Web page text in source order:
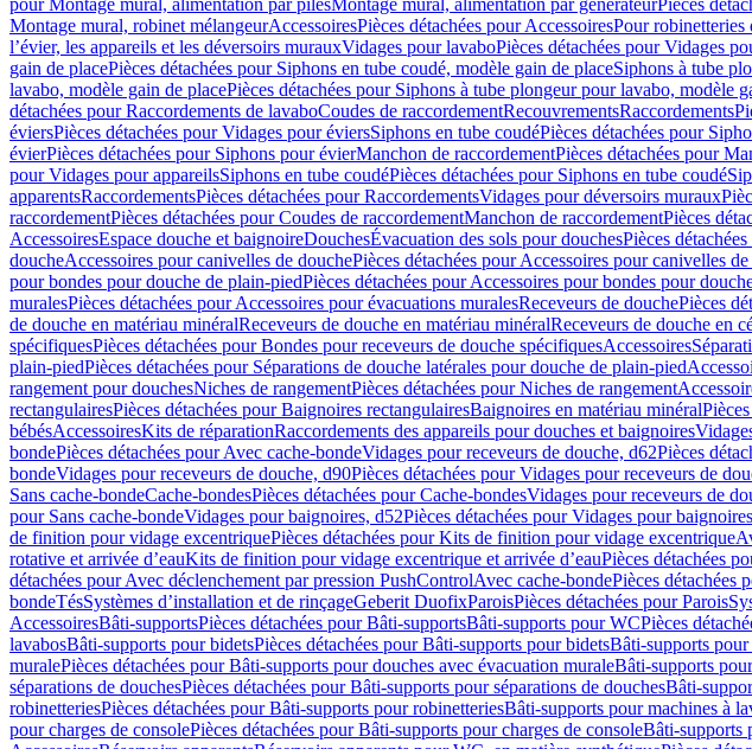
pour Montage mural, alimentation par pilesMontage mural, alimentation par générateurPièces
Montage mural, robinet mélangeurAccessoiresPièces détachées pour AccessoiresPour robinetteries
l’évier, les appareils et les déversoirs murauxVidages pour lavaboPièces détachées pour Vidages
gain de placePièces détachées pour Siphons en tube coudé, modèle gain de placeSiphons à tube
lavabo, modèle gain de placePièces détachées pour Siphons à tube plongeur pour lavabo, modèle
détachées pour Raccordements de lavaboCoudes de raccordementRecouvrementsRaccordements
éviersPièces détachées pour Vidages pour éviersSiphons en tube coudéPièces détachées pour
évierPièces détachées pour Siphons pour évierManchon de raccordementPièces détachées pour
pour Vidages pour appareilsSiphons en tube coudéPièces détachées pour Siphons en tube coudé
apparentsRaccordementsPièces détachées pour RaccordementsVidages pour déversoirs muraux
raccordementPièces détachées pour Coudes de raccordementManchon de raccordementPièces
AccessoiresEspace douche et baignoireDouchesÉvacuation des sols pour douchesPièces
doucheAccessoires pour canivelles de douchePièces détachées pour Accessoires pour canivelles
pour bondes pour douche de plain-piedPièces détachées pour Accessoires pour bondes pour
muralesPièces détachées pour Accessoires pour évacuations muralesReceveurs de douchePièces
de douche en matériau minéralReceveurs de douche en matériau minéralReceveurs de douche en
spécifiquesPièces détachées pour Bondes pour receveurs de douche spécifiquesAccessoires
plain-piedPièces détachées pour Séparations de douche latérales pour douche de plain-pied
rangement pour douchesNiches de rangementPièces détachées pour Niches de rangement
rectangulairesPièces détachées pour Baignoires rectangulairesBaignoires en matériau minéral
bébésAccessoiresKits de réparationRaccordements des appareils pour douches et baignoires
bondePièces détachées pour Avec cache-bondeVidages pour receveurs de douche, d62Pièces
bondeVidages pour receveurs de douche, d90Pièces détachées pour Vidages pour receveurs de
Sans cache-bondeCache-bondesPièces détachées pour Cache-bondesVidages pour receveurs de
pour Sans cache-bondeVidages pour baignoires, d52Pièces détachées pour Vidages pour
de finition pour vidage excentriquePièces détachées pour Kits de finition pour vidage excentrique
rotative et arrivée d’eauKits de finition pour vidage excentrique et arrivée d’eauPièces détachées
détachées pour Avec déclenchement par pression PushControlAvec cache-bondePièces détachées
bondeTésSystèmes d’installation et de rinçageGeberit DuofixParoisPièces détachées pour Parois
AccessoiresBâti-supportsPièces détachées pour Bâti-supportsBâti-supports pour WCPièces
lavabosBâti-supports pour bidetsPièces détachées pour Bâti-supports pour bidetsBâti-supports
muralePièces détachées pour Bâti-supports pour douches avec évacuation muraleBâti-supports
séparations de douchesPièces détachées pour Bâti-supports pour séparations de douchesBâti-
robinetteriesPièces détachées pour Bâti-supports pour robinetteriesBâti-supports pour machines à
pour charges de consolePièces détachées pour Bâti-supports pour charges de consoleBâti-supports